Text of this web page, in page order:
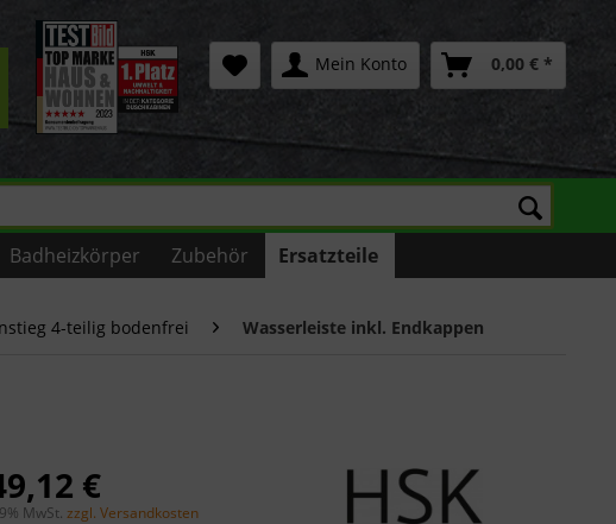
Mein Konto 0,00 € *
Badheizkörper Zubehör Ersatzteile
4-teilig bodenfrei Wasserleiste inkl. Endkappen
€
MwSt. zzgl. Versandkosten